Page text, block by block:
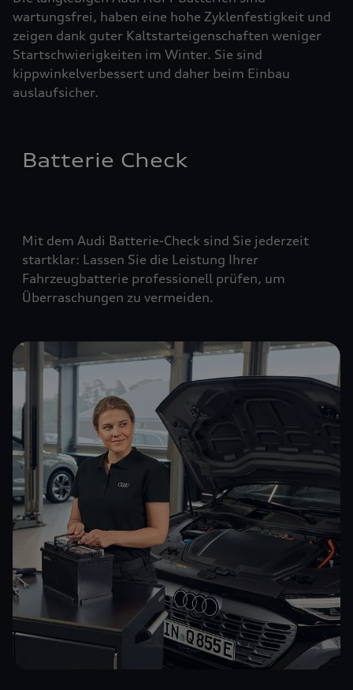
wartungsfrei, haben eine hohe Zyklenfestigkeit und
zeigen dank guter Kaltstarteigenschaften weniger
Startschwierigkeiten im Winter. Sie sind
kippwinkelverbessert und daher beim Einbau
auslaufsicher.
Batterie Check
Mit dem Audi Batterie-Check sind Sie jederzeit
startklar: Lassen Sie die Leistung Ihrer
Fahrzeugbatterie professionell prüfen, um
Überraschungen zu vermeiden.